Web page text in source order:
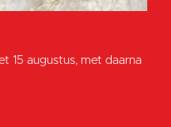
15 augustus, met daarna